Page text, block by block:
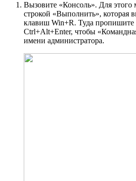
Вызовите «Консоль». Для этого
строкой «Выполнить», которая
клавиш Win+R. Туда
Ctrl+Alt+Enter, чтобы
имени администратора.